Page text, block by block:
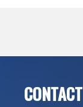
CONTACT